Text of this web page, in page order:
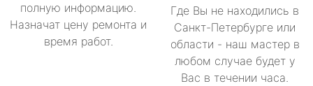
полную информацию.
Назначат цену ремонта и
время работ.
Где Вы не находились в
Санкт-Петербурге или
области - наш мастер в
любом случае будет у
Вас в течении часа.